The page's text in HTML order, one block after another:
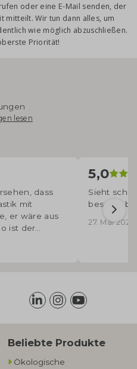
oder eine E-Mail senden, der
mitteilt. Wir tun dann alles, um
wie möglich abzuschließen.
Priorität!
lesen
dass
mit
er wäre aus
ist der
nachhaltig.
5,0
Sieht
27. Mai 2026
Beliebte Produkte
Ökologische